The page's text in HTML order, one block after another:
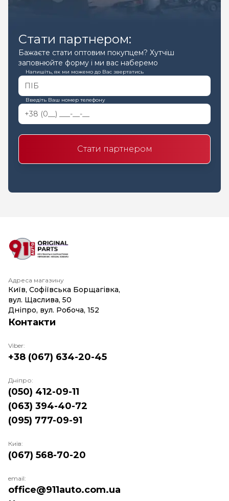
Стати партнером:
Бажаєте стати оптовим покупцем? Хутчіш
заповнюйте форму і ми вас наберемо
Напишіть, як ми можемо до Вас звертатись
Введіть Ваш номер телефону
Стати партнером
Адреса магазину
Київ, Софіївська Борщагівка,
вул. Щаслива, 50
Дніпро, вул. Робоча, 152
Контакти
Viber:
+38 (067) 634-20-45
Дніпро:
(050) 412-09-11
(063) 394-40-72
(095) 777-09-91
Київ:
(067) 568-70-20
email:
office@911auto.com.ua